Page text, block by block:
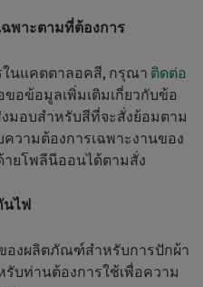
พาะตามที่ต้องการ
นแคตตาลอคสี, กรุณา ติดต่อ
ขอข้อมูลเพิ่มเติมเกี่ยวกับข้อ
มอบสำหรับสีที่จะสั่งย้อมตาม
วามต้องการเฉพาะงานของ
ายโพลีนีออนได้ตามสั่ง
นไฟ
องผลิตภัณฑ์สำหรับการปักผ้า
บท่านต้องการใช้เพื่อความ